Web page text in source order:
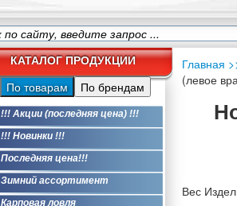
КАТАЛОГ ПРОДУКЦИИ
По товарам По брендам
!!! Акции (последняя цена) !!!
!!! Новинки !!!
Последняя цена!!!
Зимний ассортимент
Карповая ловля
Главная
(левое
Вес